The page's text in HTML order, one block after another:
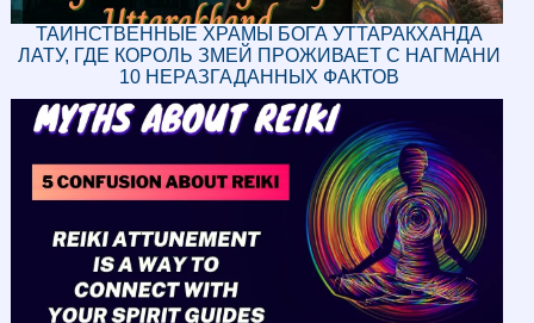
ТАИНСТВЕННЫЕ ХРАМЫ БОГА УТТАРАКХАНДА
ЛАТУ, ГДЕ КОРОЛЬ ЗМЕЙ ПРОЖИВАЕТ С НАГМАНИ
10 НЕРАЗГАДАННЫХ ФАКТОВ